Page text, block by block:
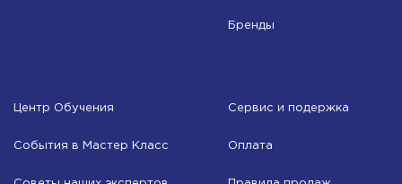
Бренды
Центр Обучения
События в Мастер Класс
Сервис и подержка
Оплата